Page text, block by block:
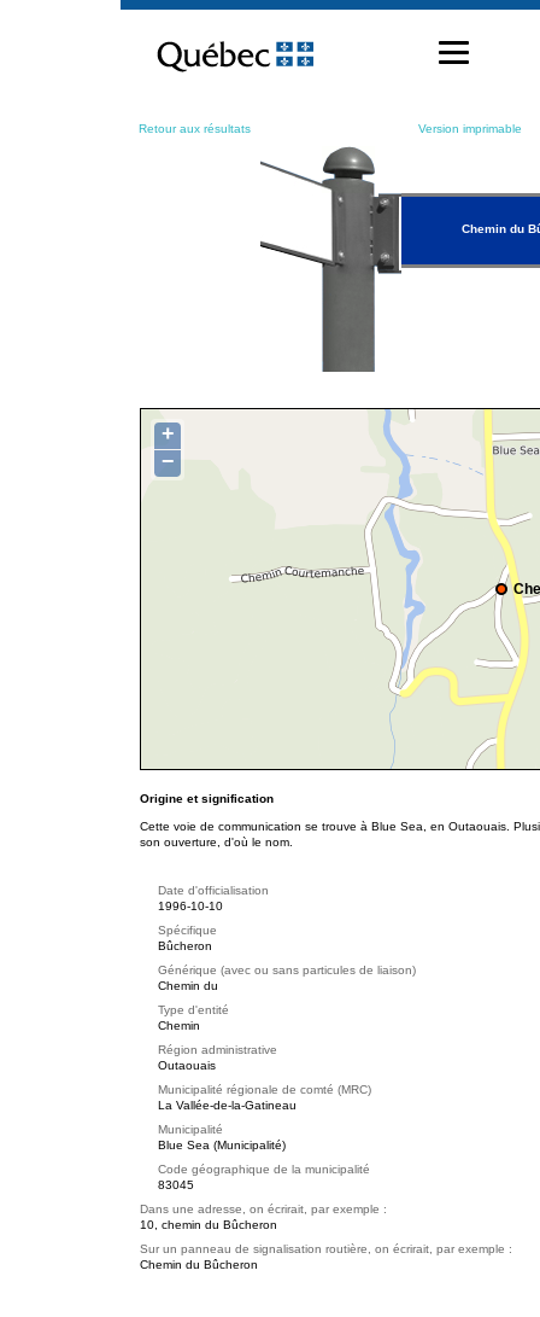
contenu
Retour aux résultats Version imprimable
Chemin du
+
−
Origine et signification
Cette voie de communication se trouve à Blue Sea, en Outaouais.
son ouverture, d'où le nom.
Date d'officialisation
1996-10-10
Spécifique
Bûcheron
Générique (avec ou sans particules de liaison)
Chemin du
Type d'entité
Chemin
Région administrative
Outaouais
Municipalité régionale de comté (MRC)
La Vallée-de-la-Gatineau
Municipalité
Blue Sea (Municipalité)
Code géographique de la municipalité
83045
Dans une adresse, on écrirait, par exemple :
10, chemin du Bûcheron
Sur un panneau de signalisation routière, on écrirait, par exemple :
Chemin du Bûcheron